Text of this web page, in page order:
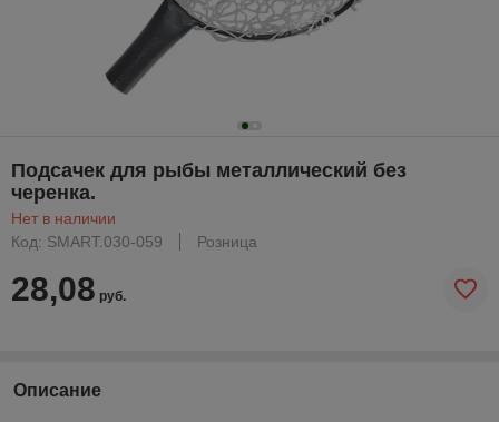
Подсачек для рыбы металлический без
черенка.
Нет в наличии
Код: SMART.030-059
Розница
28,08 руб.
Описание